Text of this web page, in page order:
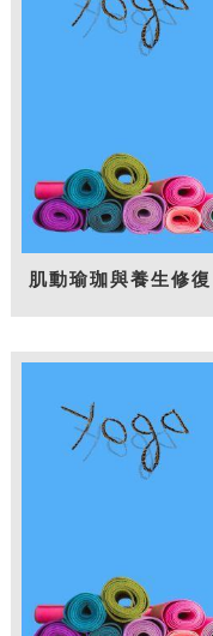
肌動瑜珈與養生修復